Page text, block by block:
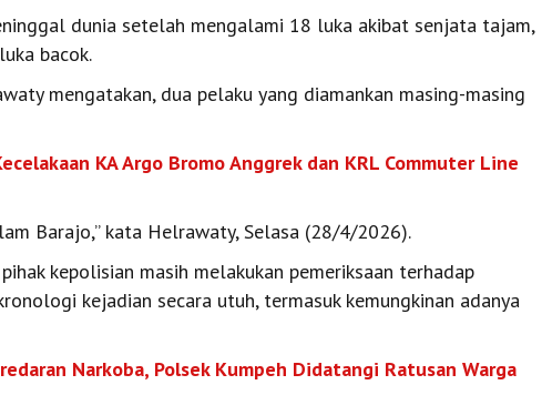
dunia setelah mengalami 18 luka akibat senjata tajam,
bacok.
mengatakan, dua pelaku yang diamankan masing-masing
KA Argo Bromo Anggrek dan KRL Commuter Line
Barajo,” kata Helrawaty, Selasa (28/4/2026).
kepolisian masih melakukan pemeriksaan terhadap
kejadian secara utuh, termasuk kemungkinan adanya
Narkoba, Polsek Kumpeh Didatangi Ratusan Warga